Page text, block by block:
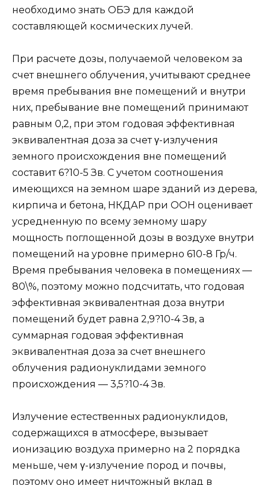
необходимо знать ОБЭ для каждой
составляющей космических лучей.
При расчете дозы, получаемой человеком за
счет внешнего облучения, учитывают среднее
время пребывания вне помещений и внутри
них, пребывание вне помещений принимают
равным 0,2, при этом годовая эффективная
эквивалентная доза за счет γ-излучения
земного происхождения вне помещений
составит 6?10-5 Зв. С учетом соотношения
имеющихся на земном шаре зданий из дерева,
кирпича и бетона, НКДАР при ООН оценивает
усредненную по всему земному шару
мощность поглощенной дозы в воздухе внутри
помещений на уровне примерно 610-8 Гр/ч.
Время пребывания человека в помещениях —
80\%, поэтому можно подсчитать, что годовая
эффективная эквивалентная доза внутри
помещений будет равна 2,9?10-4 Зв, а
суммарная годовая эффективная
эквивалентная доза за счет внешнего
облучения радионуклидами земного
происхождения — 3,5?10-4 Зв.
Излучение естественных радионуклидов,
содержащихся в атмосфере, вызывает
ионизацию воздуха примерно на 2 порядка
меньше, чем γ-излучение пород и почвы,
поэтому оно имеет ничтожный вклад в